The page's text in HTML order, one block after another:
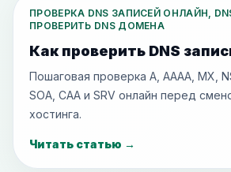
ПРОВЕРКА DNS ЗАПИСЕЙ ОНЛАЙН,
ПРОВЕРИТЬ DNS ДОМЕНА
Как проверить DNS
Пошаговая проверка A, AAAA, MX,
SOA, CAA и SRV онлайн перед
хостинга.
Читать статью →